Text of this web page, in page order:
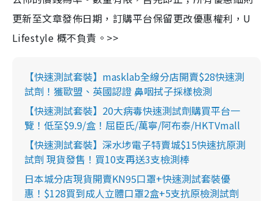
更新至文章發佈日期，訂購平台保留更改優惠權利，U
Lifestyle 概不負責。>>
【快速測試套裝】masklab全線分店開賣$28快速測
試劑！獲歐盟、英國認證 鼻咽拭子採樣檢測
【快速測試套裝】20大病毒快速測試劑購買平台一
覽！低至$9.9/盒！屈臣氏/萬寧/阿布泰/HKTVmall
【快速測試套裝】深水埗電子特賣城$15快速抗原測
試劑 現貨發售！買10支再送3支檢測棒
日本城分店現貨開賣KN95口罩+快速測試套裝優
惠！$128買到成人立體口罩2盒+5支抗原檢測試劑